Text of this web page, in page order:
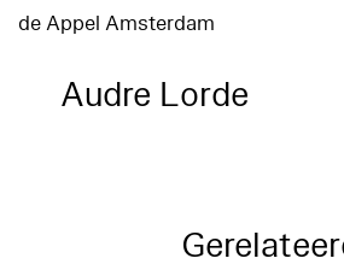
de Appel Amsterdam
Audre Lorde